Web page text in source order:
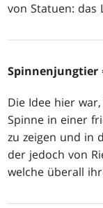
von Statuen: das
Spinnenjungtier
Die Idee hier
Spinne in einer
zu zeigen und in
der jedoch von
welche überall